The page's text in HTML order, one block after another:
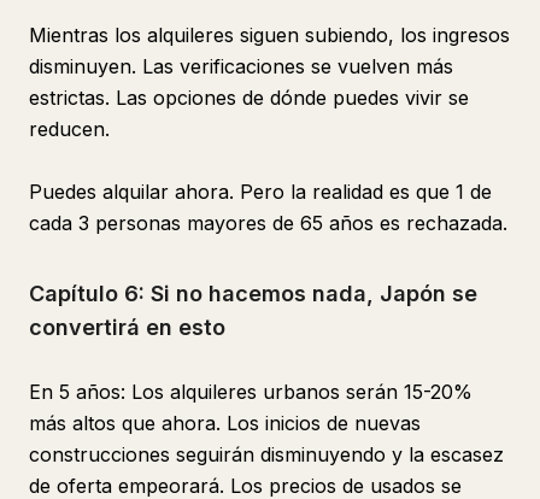
Mientras los alquileres siguen subiendo, los ingresos
disminuyen. Las verificaciones se vuelven más
estrictas. Las opciones de dónde puedes vivir se
reducen.
Puedes alquilar ahora. Pero la realidad es que 1 de
cada 3 personas mayores de 65 años es rechazada.
Capítulo 6: Si no hacemos nada, Japón se
convertirá en esto
En 5 años: Los alquileres urbanos serán 15-20%
más altos que ahora. Los inicios de nuevas
construcciones seguirán disminuyendo y la escasez
de oferta empeorará. Los precios de usados se